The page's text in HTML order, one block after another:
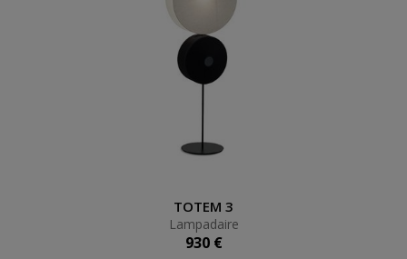
TOTEM 3
Lampadaire
930 €